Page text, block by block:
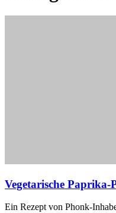
Vegetarische
Ein Rezept von Phonk-